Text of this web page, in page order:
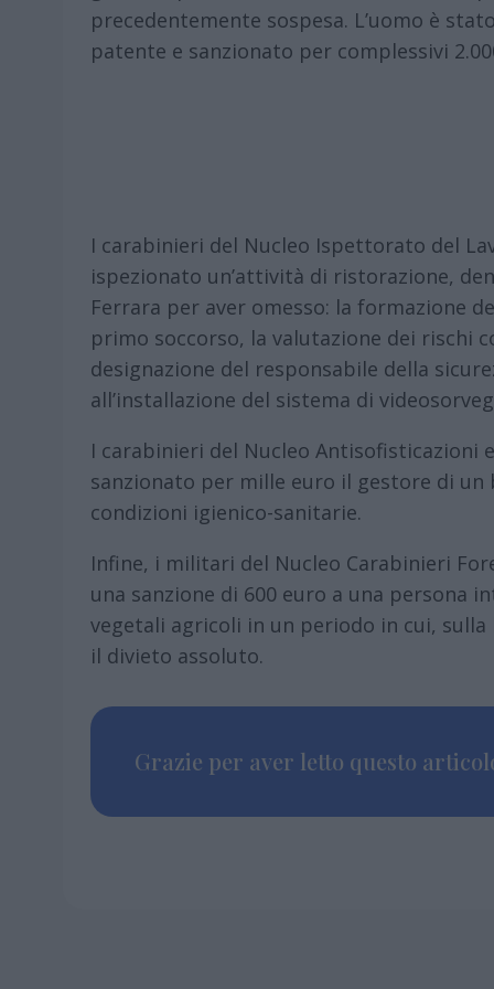
precedentemente sospesa. L’uomo è
patente e sanzionato per complessivi
I carabinieri del Nucleo Ispettorato del
ispezionato un’attività di ristorazione,
Ferrara per aver omesso: la formazione
primo soccorso, la valutazione dei rischi
designazione del responsabile della
all’installazione del sistema di
I carabinieri del Nucleo Antisofisticazioni
sanzionato per mille euro il gestore di un
condizioni igienico-sanitarie.
Infine, i militari del Nucleo Carabinieri
una sanzione di 600 euro a una persona
vegetali agricoli in un periodo in cui,
il divieto assoluto.
Grazie per aver letto questo